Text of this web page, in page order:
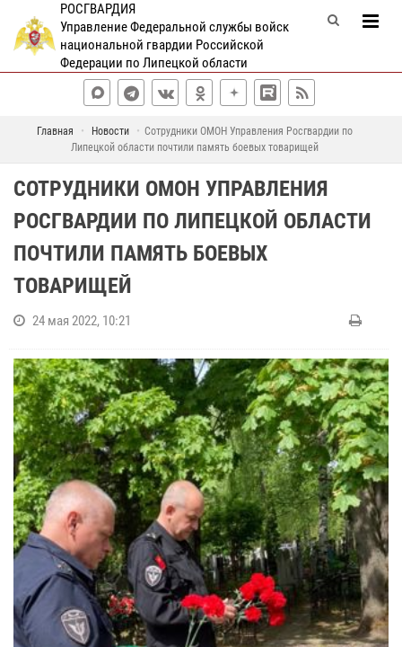
РОСГВАРДИЯ
Управление Федеральной службы войск
национальной гвардии Российской
Федерации по Липецкой области
Главная Новости
Сотрудники ОМОН Управления Росгвардии по
Липецкой области почтили память боевых товарищей
СОТРУДНИКИ ОМОН УПРАВЛЕНИЯ
РОСГВАРДИИ ПО ЛИПЕЦКОЙ ОБЛАСТИ
ПОЧТИЛИ ПАМЯТЬ БОЕВЫХ
ТОВАРИЩЕЙ
24 мая 2022, 10:21